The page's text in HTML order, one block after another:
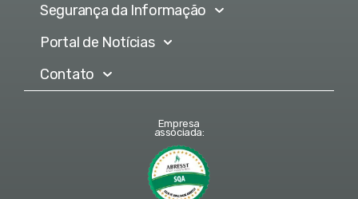
Segurança da Informação
Portal de Notícias
Contato
Empresa
associada: